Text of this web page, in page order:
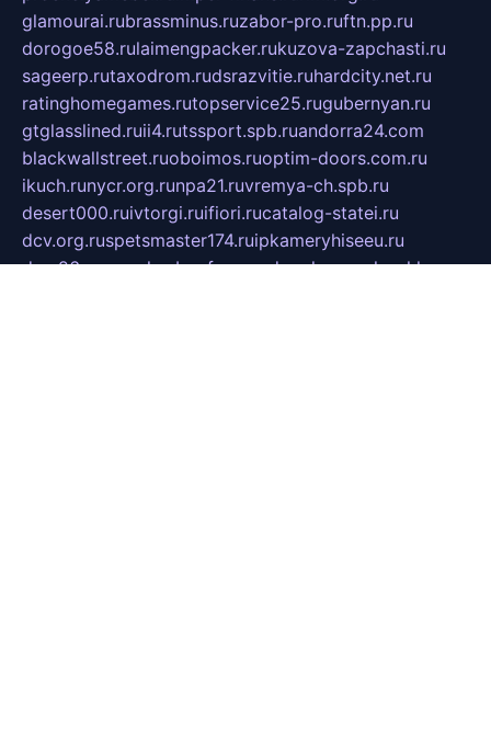
glamourai.rubrassminus.ruzabor-pro.ruftn.pp.ru
dorogoe58.rulaimengpacker.rukuzova-zapchasti.ru
sageerp.rutaxodrom.rudsrazvitie.ruhardcity.net.ru
ratinghomegames.rutopservice25.rugubernyan.ru
gtglasslined.ruii4.rutssport.spb.ruandorra24.com
blackwallstreet.ruoboimos.ruoptim-doors.com.ru
ikuch.runycr.org.runpa21.ruvremya-ch.spb.ru
desert000.ruivtorgi.ruifiori.rucatalog-statei.ru
dcv.org.ruspetsmaster174.ruipkameryhiseeu.ru
dum26.ruruspol.spb.rufr-opendp.rukam-solnyshko.ru